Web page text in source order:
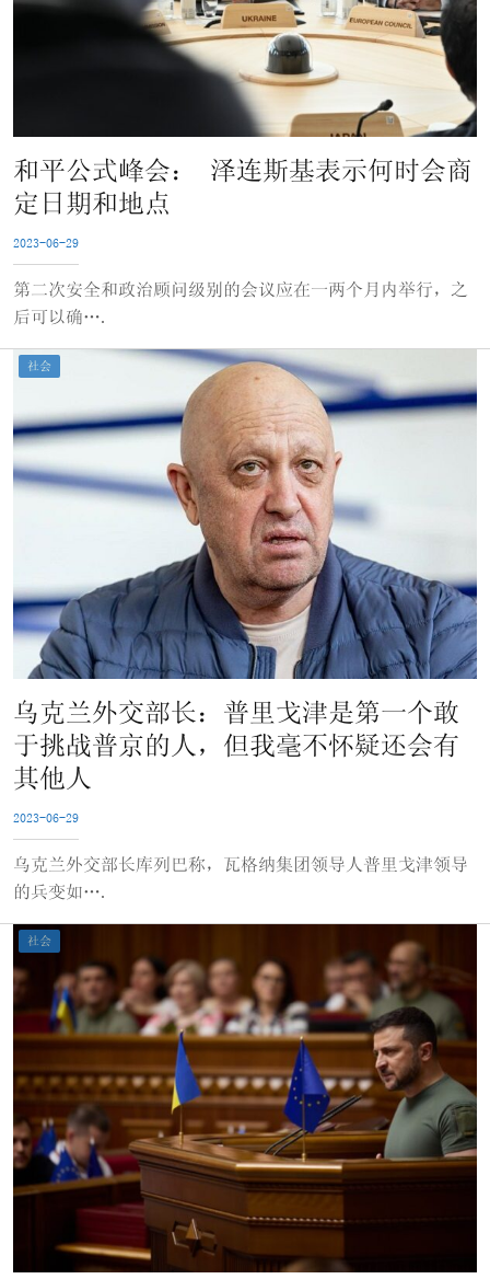
和平公式峰会： 泽连斯基表示何时会商
定日期和地点
2023-06-29
第二次安全和政治顾问级别的会议应在一两个月内举行，之
后可以确….
社会
乌克兰外交部长：普里戈津是第一个敢
于挑战普京的人，但我毫不怀疑还会有
其他人
2023-06-29
乌克兰外交部长库列巴称，瓦格纳集团领导人普里戈津领导
的兵变如….
社会